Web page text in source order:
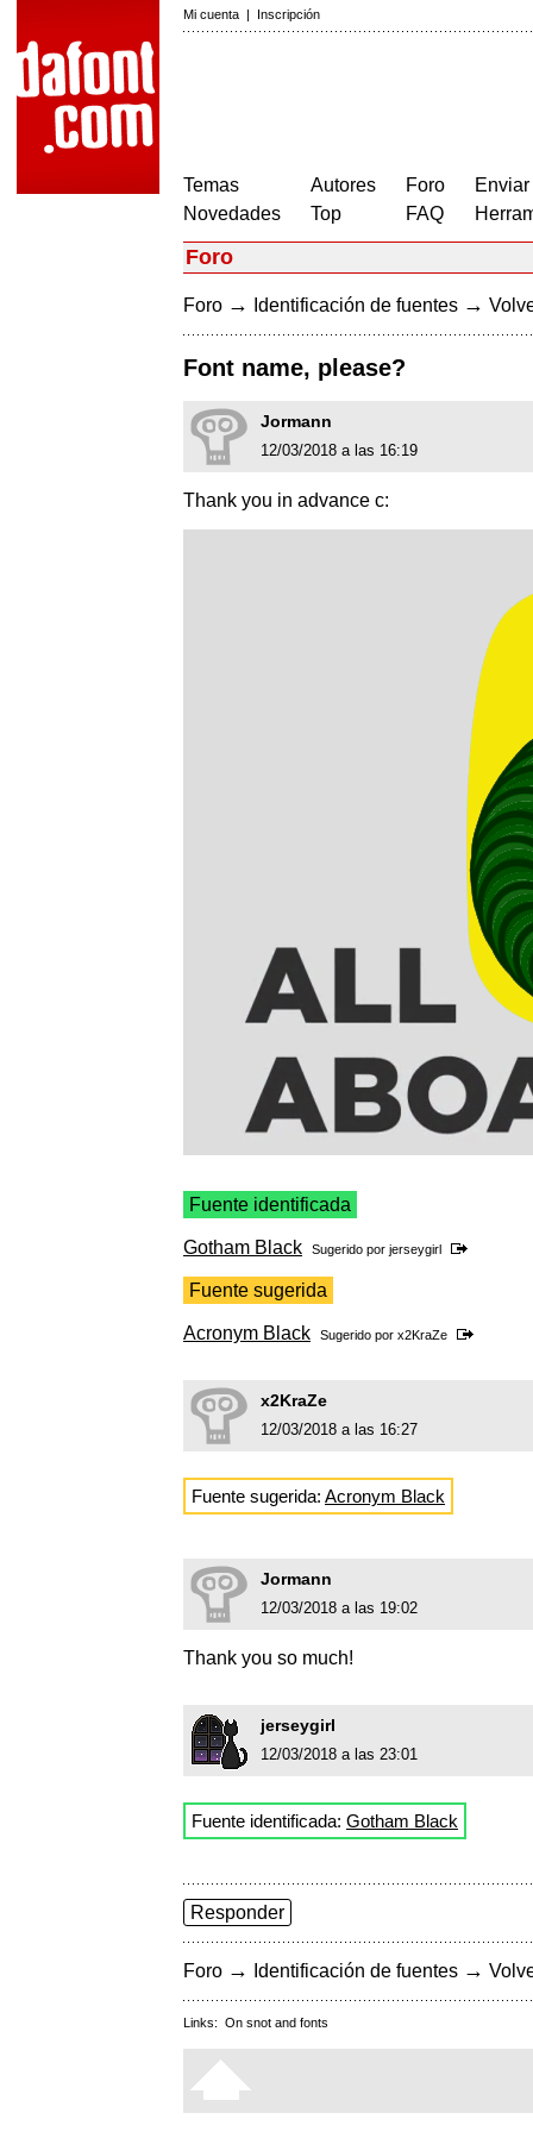
Mi cuenta | Inscripción
Temas
Novedades
Autores
Top
Foro
FAQ
Foro
Foro → Identificación de fuentes →
Font name, please?
Jormann
12/03/2018 a las 16:19
Thank you in advance c:
Fuente identificada
Gotham Black Sugerido por jerseygirl
Fuente sugerida
Acronym Black Sugerido por x2KraZe
x2KraZe
12/03/2018 a las 16:27
Fuente sugerida: Acronym Black
Jormann
12/03/2018 a las 19:02
Thank you so much!
jerseygirl
12/03/2018 a las 23:01
Fuente identificada: Gotham Black
Responder
Foro → Identificación de fuentes →
Links: On snot and fonts